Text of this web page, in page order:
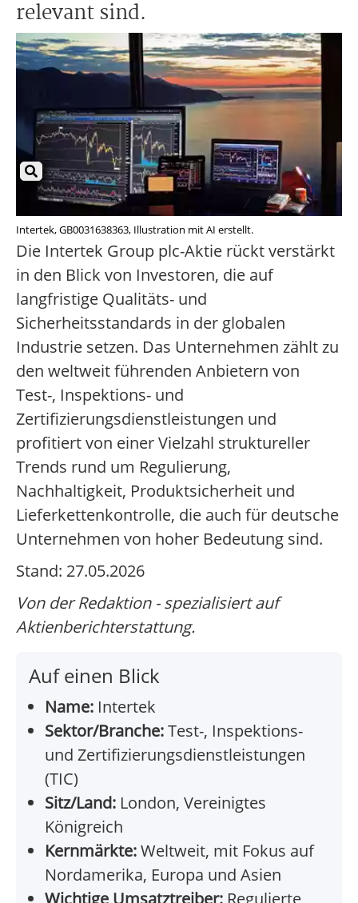
relevant sind.
Intertek, GB0031638363, Illustration mit AI erstellt.
Die Intertek Group plc-Aktie rückt verstärkt
in den Blick von Investoren, die auf
langfristige Qualitäts- und
Sicherheitsstandards in der globalen
Industrie setzen. Das Unternehmen zählt zu
den weltweit führenden Anbietern von
Test-, Inspektions- und
Zertifizierungsdienstleistungen und
profitiert von einer Vielzahl struktureller
Trends rund um Regulierung,
Nachhaltigkeit, Produktsicherheit und
Lieferkettenkontrolle, die auch für deutsche
Unternehmen von hoher Bedeutung sind.
Stand: 27.05.2026
Von der Redaktion - spezialisiert auf
Aktienberichterstattung.
Auf einen Blick
Name: Intertek
Sektor/Branche:Test-, Inspektions-
und Zertifizierungsdienstleistungen
(TIC)
Sitz/Land: London, Vereinigtes
Königreich
Kernmärkte:Weltweit, mit Fokus auf
Nordamerika, Europa und Asien